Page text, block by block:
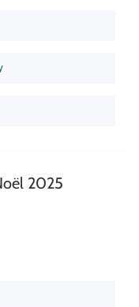
2025